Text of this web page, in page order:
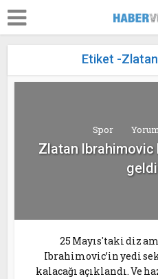
Etiket -
Spor
Zlatan
25 Mayıs'taki diz
Ibrahimovic’in yedi
kalacağı açıklandı. Ve